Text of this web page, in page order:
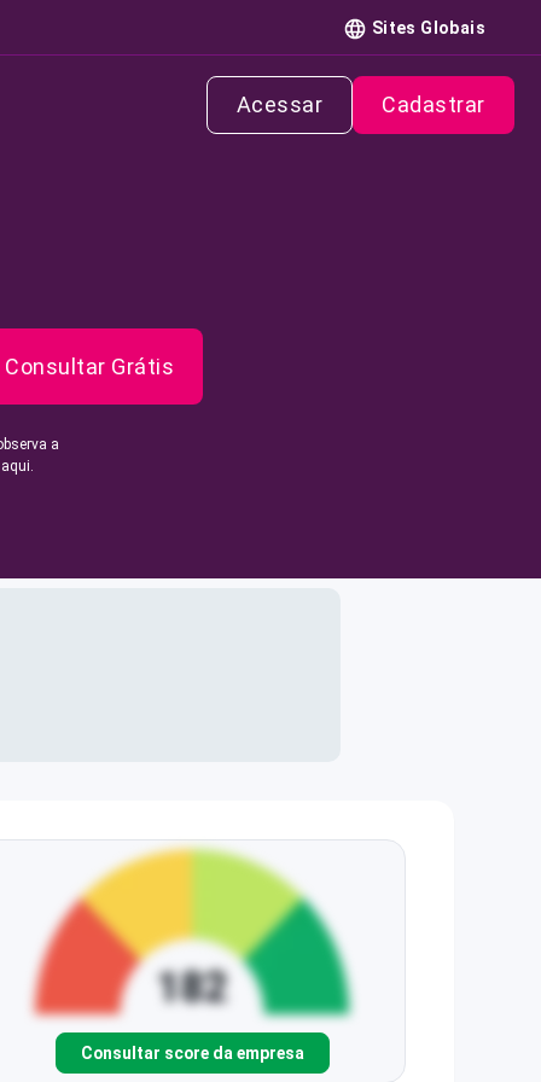
Sites Globais
Acessar Cadastrar
Consultar Grátis
a
Consultar score da empresa